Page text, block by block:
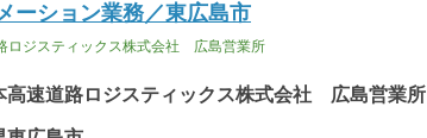
ーション業務／東広島市
ロジスティックス株式会社 広島営業所
高速道路ロジスティックス株式会社 広島営業所